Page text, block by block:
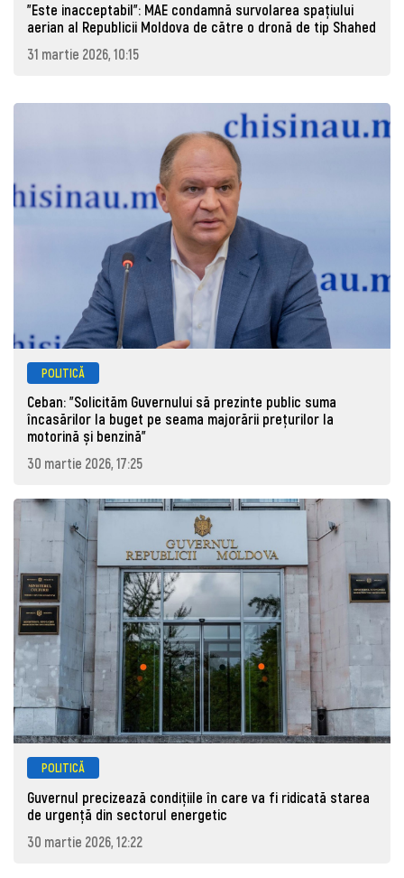
"Este inacceptabil": MAE condamnă survolarea spațiului
aerian al Republicii Moldova de către o dronă de tip Shahed
31 martie 2026, 10:15
POLITICĂ
Ceban: "Solicităm Guvernului să prezinte public suma
încasărilor la buget pe seama majorării prețurilor la
motorină și benzină"
30 martie 2026, 17:25
POLITICĂ
Guvernul precizează condițiile în care va fi ridicată starea
de urgență din sectorul energetic
30 martie 2026, 12:22